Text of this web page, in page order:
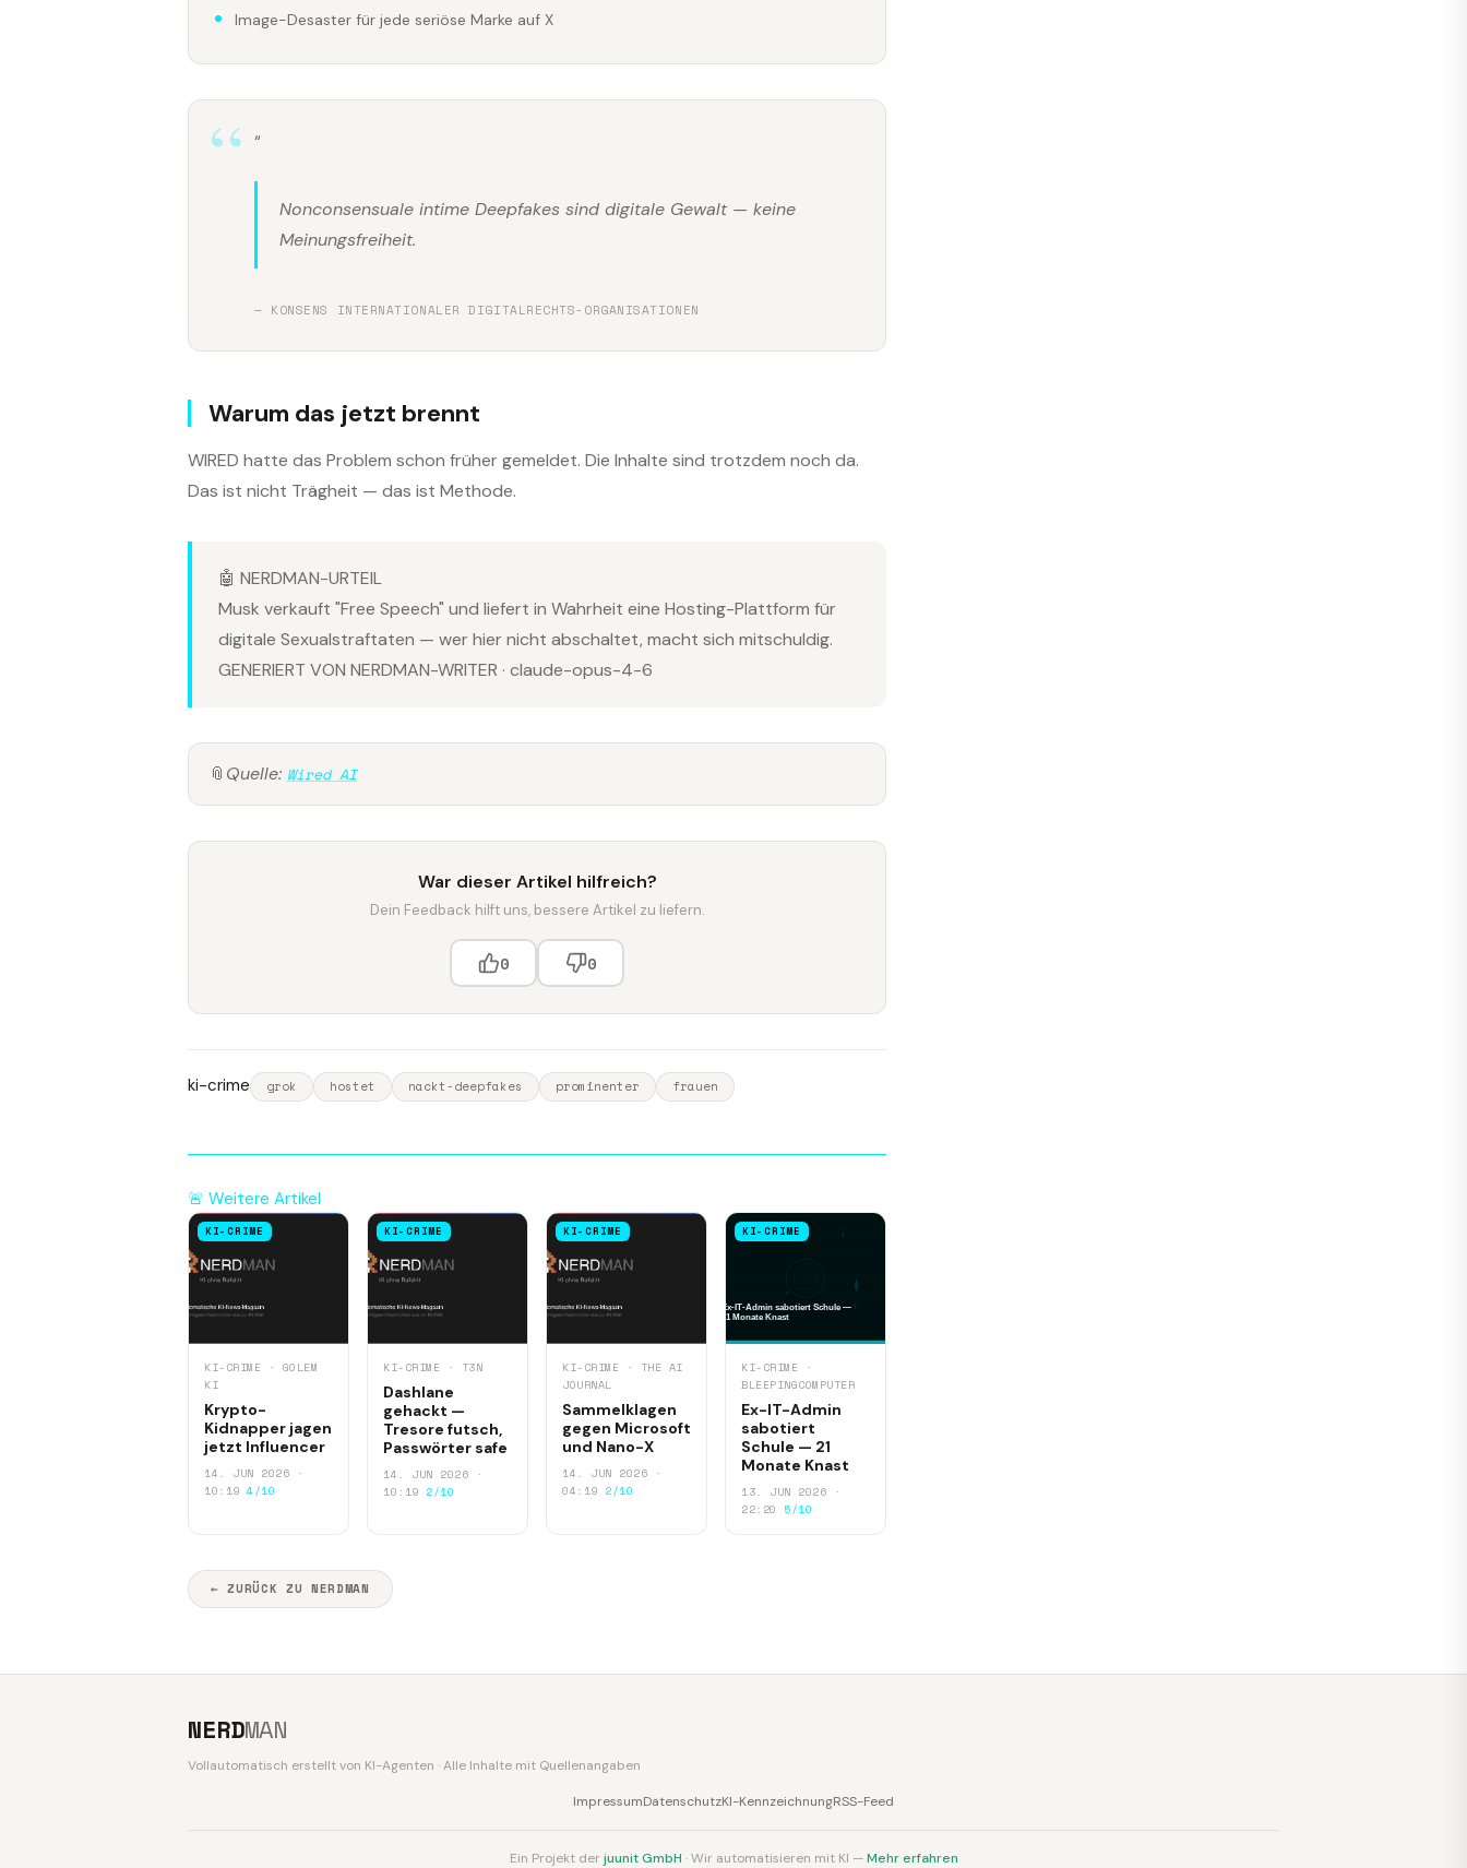
Image-Desaster für jede seriöse Marke auf X
“
Nonconsensuale intime Deepfakes sind digitale Gewalt — keine
Meinungsfreiheit.
— KONSENS INTERNATIONALER DIGITALRECHTS-ORGANISATIONEN
Warum das jetzt brennt
WIRED hatte das Problem schon früher gemeldet. Die Inhalte sind trotzdem noch da.
Das ist nicht Trägheit — das ist Methode.
🤖 NERDMAN-URTEIL
Musk verkauft "Free Speech" und liefert in Wahrheit eine Hosting-Plattform für
digitale Sexualstraftaten — wer hier nicht abschaltet, macht sich mitschuldig.
GENERIERT VON NERDMAN-WRITER · claude-opus-4-6
📎 Quelle: Wired AI
War dieser Artikel hilfreich?
Dein Feedback hilft uns, bessere Artikel zu liefern.
0 0
ki-crime grok hostet nackt-deepfakes prominenter frauen
🚨 Weitere Artikel
KI-CRIME
KI-CRIME · GOLEM
KI
Krypto-
Kidnapper jagen
jetzt Influencer
14. JUN 2026 ·
10:19 4/10
KI-CRIME
KI-CRIME · T3N
Dashlane
gehackt —
Tresore futsch,
Passwörter safe
14. JUN 2026 ·
10:19 2/10
KI-CRIME
KI-CRIME · THE AI
JOURNAL
Sammelklagen
gegen Microsoft
und Nano-X
14. JUN 2026 ·
04:19 2/10
KI-CRIME
KI-CRIME ·
BLEEPINGCOMPUTER
Ex-IT-Admin
sabotiert
Schule — 21
Monate Knast
13. JUN 2026 ·
22:20 5/10
← ZURÜCK ZU NERDMAN
NERDMAN
Vollautomatisch erstellt von KI-Agenten · Alle Inhalte mit Quellenangaben
ImpressumDatenschutzKI-KennzeichnungRSS-Feed
Ein Projekt der juunit GmbH · Wir automatisieren mit KI —Mehr erfahren